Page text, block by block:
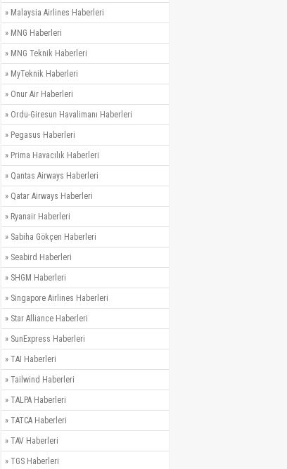
» Malaysia Airlines Haberleri
» MNG Haberleri
» MNG Teknik Haberleri
» MyTeknik Haberleri
» Onur Air Haberleri
» Ordu-Giresun Havalimanı Haberleri
» Pegasus Haberleri
» Prima Havacılık Haberleri
» Qantas Airways Haberleri
» Qatar Airways Haberleri
» Ryanair Haberleri
» Sabiha Gökçen Haberleri
» Seabird Haberleri
» SHGM Haberleri
» Singapore Airlines Haberleri
» Star Alliance Haberleri
» SunExpress Haberleri
» TAI Haberleri
» Tailwind Haberleri
» TALPA Haberleri
» TATCA Haberleri
» TAV Haberleri
» TGS Haberleri